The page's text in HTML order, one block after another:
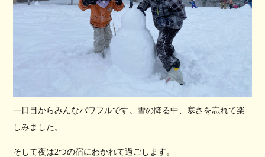
一日目からみんなパワフルです。雪の降る中、寒さを忘れて楽
しみました。
そして夜は2つの宿にわかれて過ごします。